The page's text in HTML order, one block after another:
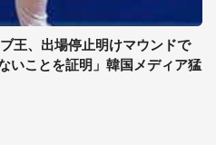
王、出場停止明けマウンドで
いことを証明」韓国メディア猛